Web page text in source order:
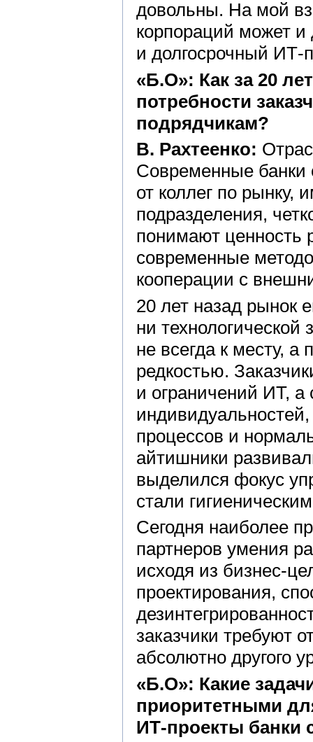
довольны. На мой
корпораций может
и долгосрочный ИТ-
«Б.О»: Как за 20
потребности
подрядчикам?
В. Рахтеенко:
Современные банки
от коллег по рынку,
подразделения,
понимают ценность
современные
кооперации с
20 лет назад рынок
ни технологической
не всегда к месту,
редкостью.
и ограничений ИТ, а
процессов и
айтишники
выделился фокус
стали
Сегодня наиболее
партнеров умения
исходя из бизнес-
проектирования,
заказчики требуют
абсолютно другого
«Б.О»: Какие
приоритетными
ИТ-проекты банки